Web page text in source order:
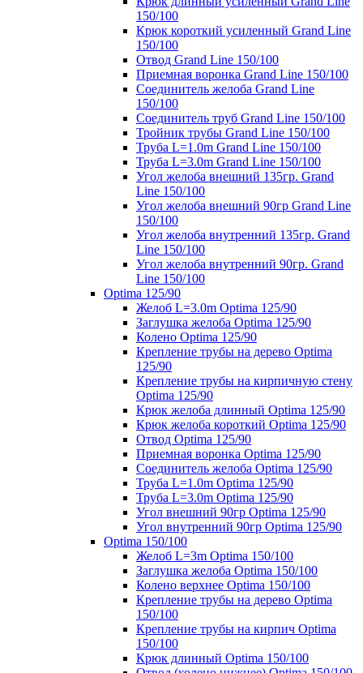
150/100
Крюк короткий усиленный Grand Line
150/100
Отвод Grand Line 150/100
Приемная воронка Grand Line 150/100
Соединитель желоба Grand Line
150/100
Соединитель труб Grand Line 150/100
Тройник трубы Grand Line 150/100
Труба L=1.0m Grand Line 150/100
Труба L=3.0m Grand Line 150/100
Угол желоба внешний 135гр. Grand
Line 150/100
Угол желоба внешний 90гр Grand Line
150/100
Угол желоба внутренний 135гр. Grand
Line 150/100
Угол желоба внутренний 90гр. Grand
Line 150/100
Optima 125/90
Желоб L=3.0m Optima 125/90
Заглушка желоба Optima 125/90
Колено Optima 125/90
Крепление трубы на дерево Optima
125/90
Крепление трубы на кирпичную стену
Optima 125/90
Крюк желоба длинный Optima 125/90
Крюк желоба короткий Optima 125/90
Отвод Optima 125/90
Приемная воронка Optima 125/90
Соединитель желоба Optima 125/90
Труба L=1.0m Optima 125/90
Труба L=3.0m Optima 125/90
Угол внешний 90гр Optima 125/90
Угол внутренний 90гр Optima 125/90
Optima 150/100
Желоб L=3m Optima 150/100
Заглушка желоба Optima 150/100
Колено верхнее Optima 150/100
Крепление трубы на дерево Optima
150/100
Крепление трубы на кирпич Optima
150/100
Крюк длинный Optima 150/100